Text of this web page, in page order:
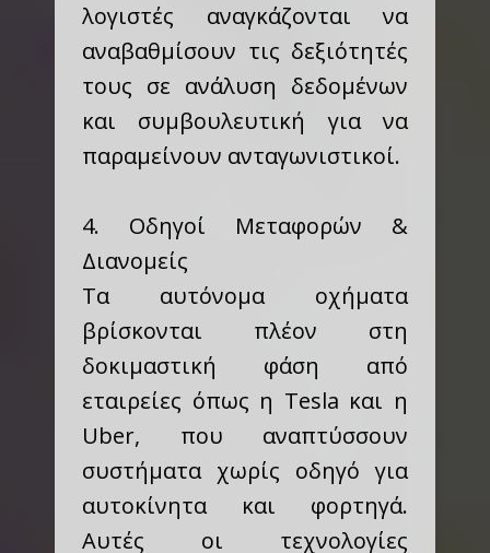
λογιστές αναγκάζονται να
αναβαθμίσουν τις δεξιότητές
τους σε ανάλυση δεδομένων
και συμβουλευτική για να
παραμείνουν ανταγωνιστικοί.
4. Οδηγοί Μεταφορών &
Διανομείς
Τα αυτόνομα οχήματα
βρίσκονται πλέον στη
δοκιμαστική φάση από
εταιρείες όπως η Tesla και η
Uber, που αναπτύσσουν
συστήματα χωρίς οδηγό για
αυτοκίνητα και φορτηγά.
Αυτές οι τεχνολογίες